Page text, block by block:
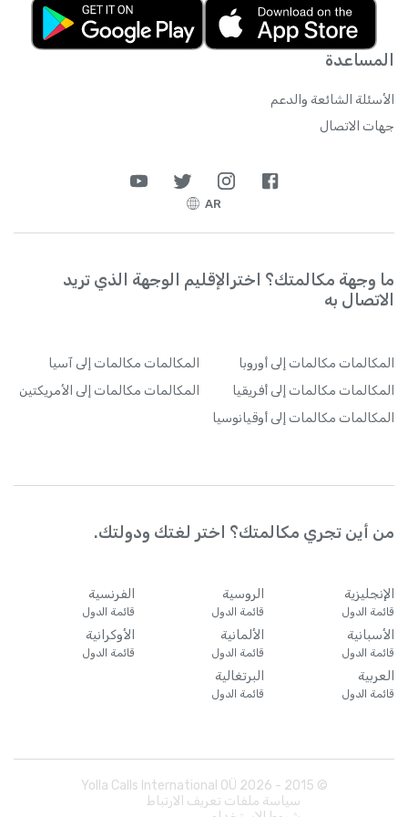
المساعدة
الأسئلة الشائعة والدعم
جهات الاتصال
AR
ما وجهة مكالمتك؟ اخترالإقليم الوجهة الذي تريد
الاتصال به
المكالمات مكالمات إلى أوروبا المكالمات مكالمات إلى آسيا
المكالمات مكالمات إلى أفريقيا المكالمات مكالمات إلى الأمريكتين
المكالمات مكالمات إلى أوقيانوسيا
من أين تجري مكالمتك؟ اختر لغتك ودولتك.
الإنجليزية
قائمة الدول
الروسية
قائمة الدول
الفرنسية
قائمة الدول
الأسبانية
قائمة الدول
الألمانية
قائمة الدول
الأوكرانية
قائمة الدول
العربية
قائمة الدول
البرتغالية
قائمة الدول
© 2015 -
2026
سياسة ملفات تعريف الارتباط